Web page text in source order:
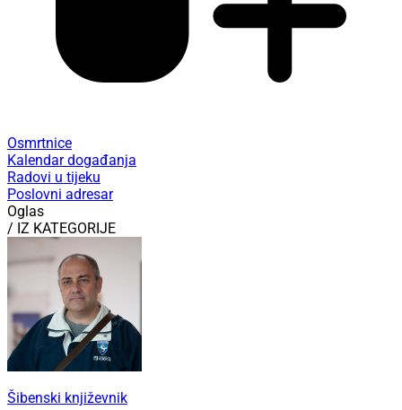
Osmrtnice
Kalendar događanja
Radovi u tijeku
Poslovni adresar
Oglas
/ IZ KATEGORIJE
Šibenski književnik